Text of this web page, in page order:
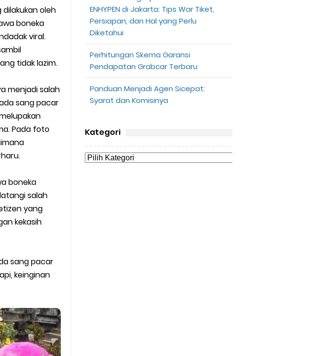
oleh
boneka
viral.
tidak lazim.
menjadi salah
sang pacar
Pada foto
boneka
salah
yang
kekasih
sang pacar
keinginan
ENHYPEN di Jakarta: Tips War Tiket,
Persiapan, dan Hal yang Perlu
Diketahui
Perhitungan Skema Garansi
Pendapatan Grabcar Terbaru
Panduan Menjadi Agen Sicepat:
Syarat dan Komisinya
Kategori